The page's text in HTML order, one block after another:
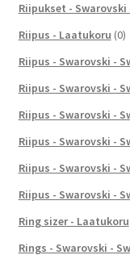
Riipukset -
Riipus - Laatukoru (0)
Riipus - Swarovski -
Riipus - Swarovski -
Riipus - Swarovski -
Riipus - Swarovski -
Riipus - Swarovski -
Riipus - Swarovski -
Ring sizer - Laatukoru
Rings - Swarovski -